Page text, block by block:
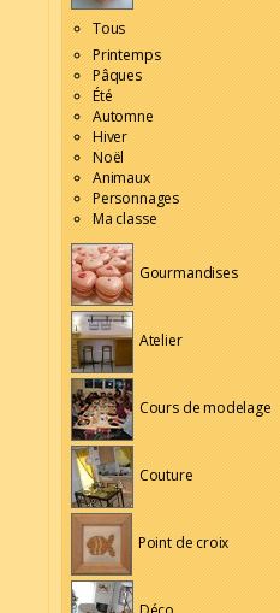
Tous
Printemps
Pâques
Été
Automne
Hiver
Noël
Animaux
Personnages
Ma classe
Gourmandises
Atelier
Cours de modelage
Couture
Point de croix